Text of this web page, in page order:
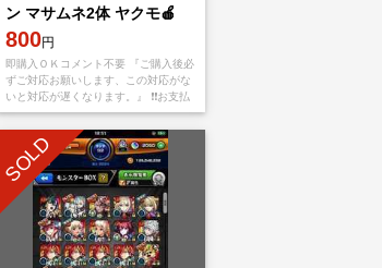
ン マサムネ2体 ヤクモ🍎
800円
即購入ＯＫコメント不要 『ご購入後必
ずご対応お願いします、この対応がな
いと対応が遅くなります。』 ❗️❗️お支払
い後、アプリをappStoreもしくは
Googleplayから【捨てメアド
SOLD